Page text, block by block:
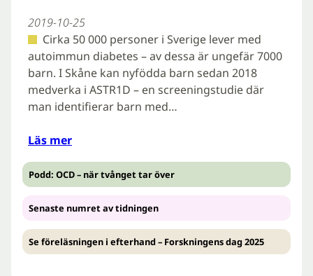
2019-10-25
Cirka 50 000 personer i Sverige lever med
autoimmun diabetes – av dessa är ungefär 7000
barn. I Skåne kan nyfödda barn sedan 2018
medverka i ASTR1D – en screeningstudie där
man identifierar barn med…
Läs mer
Podd: OCD – när tvånget tar över
Senaste numret av tidningen
Se föreläsningen i efterhand – Forskningens dag 2025